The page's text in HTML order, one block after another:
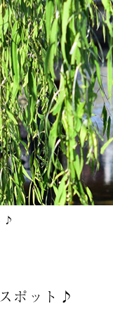
♪
ポット♪